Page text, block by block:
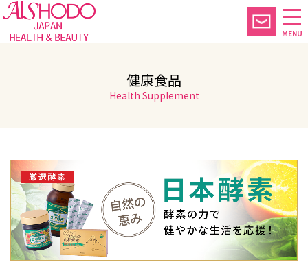
MENU
健康食品
Health Supplement